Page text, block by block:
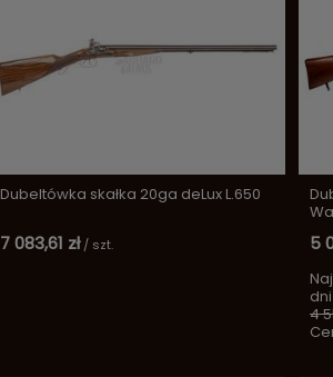
Dubeltówka skałka 20ga deLux L.650
7 083,61 zł / szt. 5
4